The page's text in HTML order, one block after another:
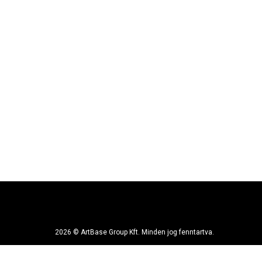
2026 © ArtBase Group Kft. Minden jog fenntartva.